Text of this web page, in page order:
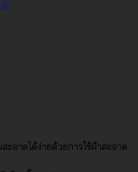
ะอาดได้ง่ายด้วยการใช้ผ้าสะอาด